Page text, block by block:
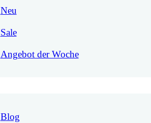
Neu
Sale
Angebot der Woche
Blog